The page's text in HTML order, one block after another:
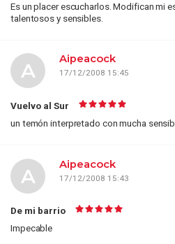
Es un placer escucharlos. Modifican mi
talentosos y sensibles.
Aipeacock
17/12/2008 15:45
A
Vuelvo al Sur
un temón interpretado con mucha
Aipeacock
17/12/2008 15:43
A
De mi barrio
Impecable